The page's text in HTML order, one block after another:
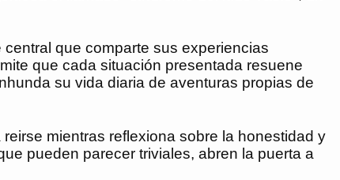
que comparte sus experiencias
que cada situación presentada resuene
su vida diaria de aventuras propias de
mientras reflexiona sobre la honestidad y
pueden parecer triviales, abren la puerta a